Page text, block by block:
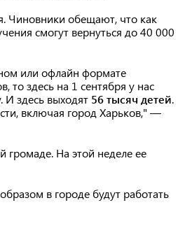
Чиновники обещают, что как
смогут вернуться до 40 000
или офлайн формате
то здесь на 1 сентября у нас
здесь выходят 56 тысяч детей.
включая город Харьков," —
громаде. На этой неделе ее
в городе будут работать